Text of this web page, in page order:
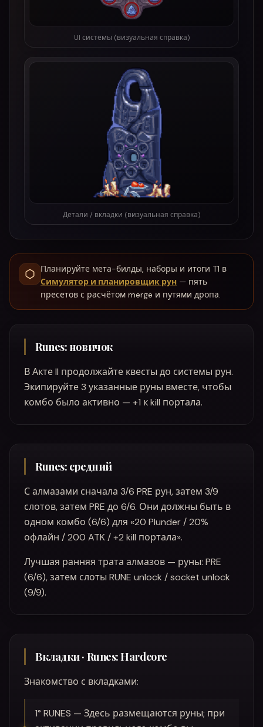
UI системы (визуальная справка)
Детали / вкладки (визуальная справка)
Планируйте мета-билды, наборы и итоги T1 в
Симулятор и планировщик рун — пять
пресетов с расчётом merge и путями дропа.
Runes: новичок
В Акте II продолжайте квесты до системы рун.
Экипируйте 3 указанные руны вместе, чтобы
комбо было активно — +1 к kill портала.
Runes: средний
С алмазами сначала 3/6 PRE рун, затем 3/9
слотов, затем PRE до 6/6. Они должны быть в
одном комбо (6/6) для «20 Plunder / 20%
офлайн / 200 ATK / +2 kill портала».
Лучшая ранняя трата алмазов — руны: PRE
(6/6), затем слоты RUNE unlock / socket unlock
(9/9).
Вкладки · Runes: Hardcore
Знакомство с вкладками:
1° RUNES — Здесь размещаются руны; при